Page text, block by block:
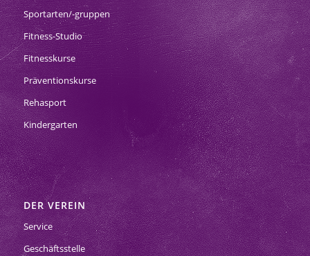
Sportarten/-gruppen
Fitness-Studio
Fitnesskurse
Präventionskurse
Rehasport
Kindergarten
DER VEREIN
Service
Geschäftsstelle